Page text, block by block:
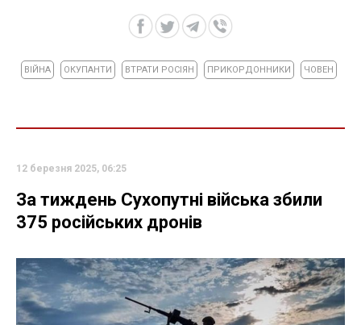
ВІЙНА ОКУПАНТИ ВТРАТИ РОСІЯН ПРИКОРДОННИКИ ЧОВЕН
12 березня 2025, 06:25
За тиждень Сухопутні війська збили
375 російських дронів